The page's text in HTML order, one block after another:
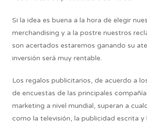
Si la idea es buena a la hora de elegir
merchandising y a la postre nuestros
son acertados estaremos ganando su
inversión será muy rentable.
Los regalos publicitarios, de acuerdo a
de encuestas de las principales
marketing a nivel mundial, superan a
como la televisión, la publicidad escrita y